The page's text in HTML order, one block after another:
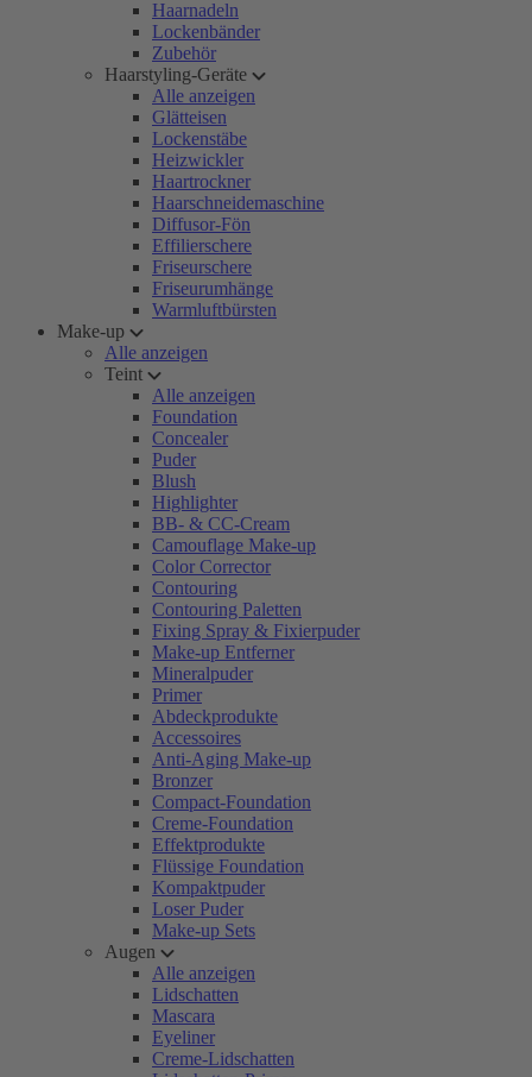
Haarnadeln
Lockenbänder
Zubehör
Haarstyling-Geräte
Alle anzeigen
Glätteisen
Lockenstäbe
Heizwickler
Haartrockner
Haarschneidemaschine
Diffusor-Fön
Effilierschere
Friseurschere
Friseurumhänge
Warmluftbürsten
Make-up
Alle anzeigen
Teint
Alle anzeigen
Foundation
Concealer
Puder
Blush
Highlighter
BB- & CC-Cream
Camouflage Make-up
Color Corrector
Contouring
Contouring Paletten
Fixing Spray & Fixierpuder
Make-up Entferner
Mineralpuder
Primer
Abdeckprodukte
Accessoires
Anti-Aging Make-up
Bronzer
Compact-Foundation
Creme-Foundation
Effektprodukte
Flüssige Foundation
Kompaktpuder
Loser Puder
Make-up Sets
Augen
Alle anzeigen
Lidschatten
Mascara
Eyeliner
Creme-Lidschatten